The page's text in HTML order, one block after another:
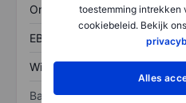
toestemming intrekken
cookiebeleid. Bekijk ons
Alles
Omzet
EBITDA
Winst
Balans